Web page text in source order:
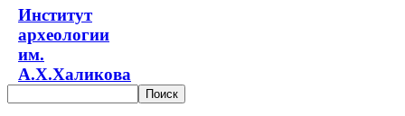
Институт
археологии
им.
А.Х.Халикова